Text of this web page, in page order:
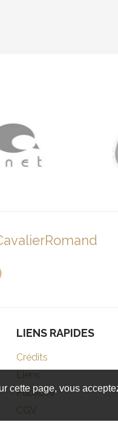
LIENS RAPIDES
Crédits
Liens
Publicité
CGV
cette page, vous